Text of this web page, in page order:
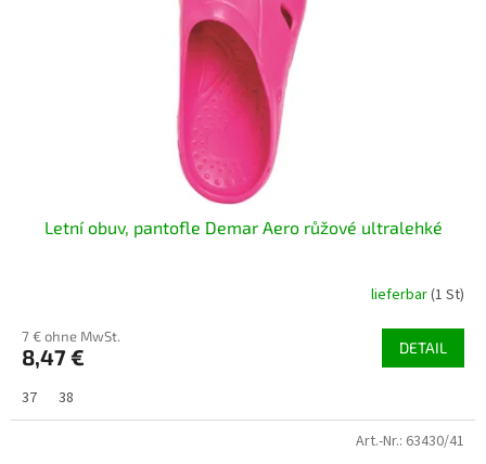
Letní obuv, pantofle Demar Aero růžové ultralehké
lieferbar(1 St)
7 € ohne MwSt.
8,47 € DETAIL
37 38
Art.-Nr.: 63430/41